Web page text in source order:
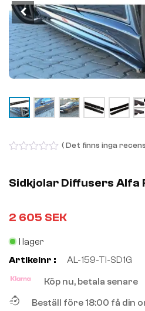
of
5
( Det finns inga
Sidkjolar Diffusers Alfa
2 605 SEK
I lager
Artikelnr :
AL-159-TI-SD1G
Köp nu, betala senare
Beställ före 18:00 få din